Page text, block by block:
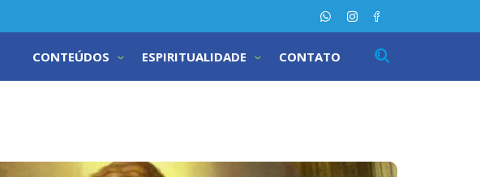
CONTEÚDOS ESPIRITUALIDADE CONTATO